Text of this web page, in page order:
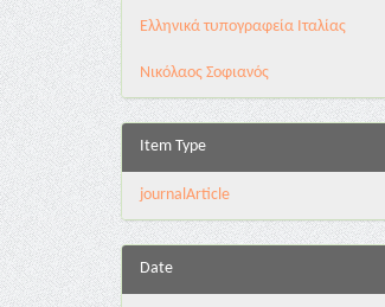
Ελληνικά τυπογραφεία Ιταλίας
Νικόλαος Σοφιανός
Item Type
journalArticle
Date